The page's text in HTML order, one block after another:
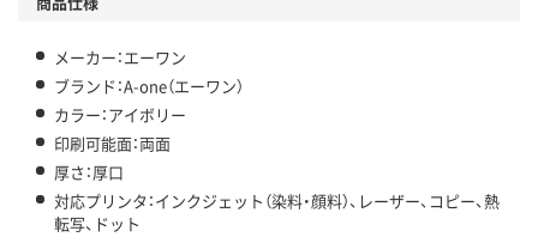
メーカー：エーワン
ブランド：A-one（エーワン）
カラー：アイボリー
印刷可能面：両面
厚さ：厚口
対応プリンタ：インクジェット（染料・顔料）、レーザー、コピー、熱
転写、ドット